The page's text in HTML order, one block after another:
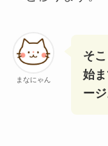
まなにゃん
そ
始
ージ